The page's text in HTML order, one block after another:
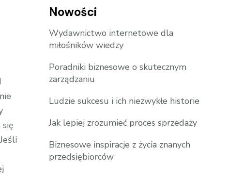
Nowości
Wydawnictwo internetowe dla
miłośników wiedzy
Poradniki biznesowe o skutecznym
zarządzaniu
Ludzie sukcesu i ich niezwykłe historie
Jak lepiej zrozumieć proces sprzedaży
Biznesowe inspiracje z życia znanych
przedsiębiorców